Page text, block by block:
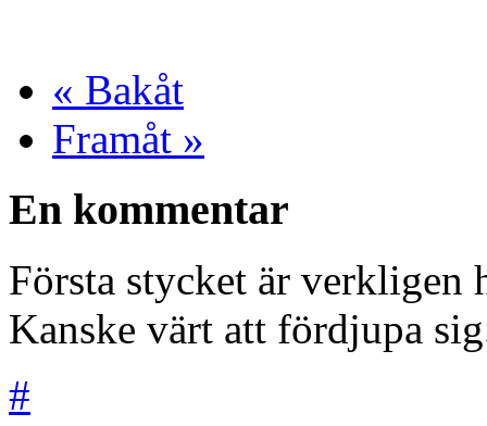
« Bakåt
Framåt »
En kommentar
Första stycket är
Kanske värt att fördjupa
#